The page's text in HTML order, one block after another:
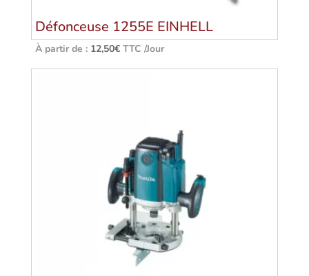
Défonceuse 1255E EINHELL
À partir de : 12,50€ TTC /Jour